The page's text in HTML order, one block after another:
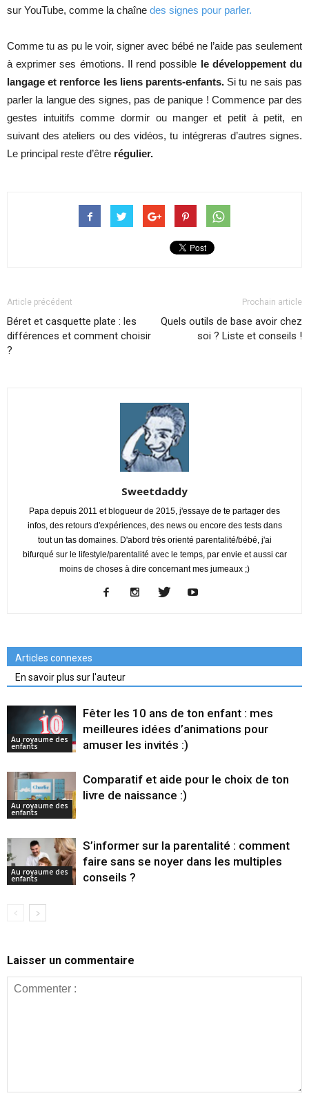
sur YouTube, comme la chaîne des signes pour parler.
Comme tu as pu le voir, signer avec bébé ne l’aide pas seulement
à exprimer ses émotions. Il rend possible le développement du
langage et renforce les liens parents-enfants. Si tu ne sais pas
parler la langue des signes, pas de panique ! Commence par des
gestes intuitifs comme dormir ou manger et petit à petit, en
suivant des ateliers ou des vidéos, tu intégreras d’autres signes.
Le principal reste d’être régulier.
Article précédent
Béret et casquette plate : les
différences et comment choisir
?
Prochain article
Quels outils de base avoir chez
soi ? Liste et conseils !
Sweetdaddy
Papa depuis 2011 et blogueur de 2015, j'essaye de te partager des
infos, des retours d'expériences, des news ou encore des tests dans
tout un tas domaines. D'abord très orienté parentalité/bébé, j'ai
bifurqué sur le lifestyle/parentalité avec le temps, par envie et aussi car
moins de choses à dire concernant mes jumeaux ;)
Articles connexes
En savoir plus sur l'auteur
Au royaume des
enfants
Fêter les 10 ans de ton enfant : mes
meilleures idées d’animations pour
amuser les invités :)
Au royaume des
enfants
Comparatif et aide pour le choix de ton
livre de naissance :)
Au royaume des
enfants
S’informer sur la parentalité : comment
faire sans se noyer dans les multiples
conseils ?
Laisser un commentaire